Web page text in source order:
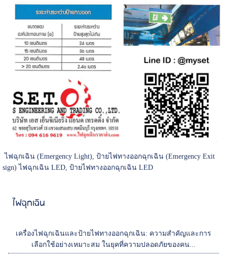
ไฟฉุกเฉิน (Emergency Light), ป้ายไฟทางออกฉุกเฉิน (Emergency Exit
sign) ไฟฉุกเฉิน LED, ป้ายไฟทางออกฉุกเฉิน LED
ไฟฉุกเฉิน
เครื่องไฟฉุกเฉินและป้ายไฟทางออกฉุกเฉิน: ความสำคัญและการ
เลือกใช้อย่างเหมาะสม ในยุคที่ความปลอดภัยของคน...